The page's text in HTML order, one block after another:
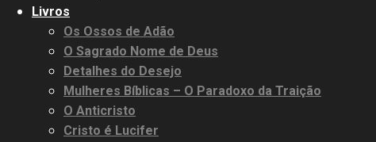
Livros
Os Ossos de Adão
O Sagrado Nome de Deus
Detalhes do Desejo
Mulheres Bíblicas – O Paradoxo da Traição
O Anticristo
Cristo é Lucifer